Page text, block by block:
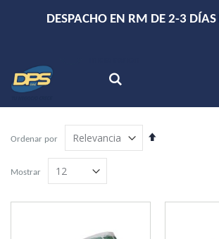
DESPACHO EN RM DE 2-3 DÍAS
Ordenar por
Establecer
Mostrar